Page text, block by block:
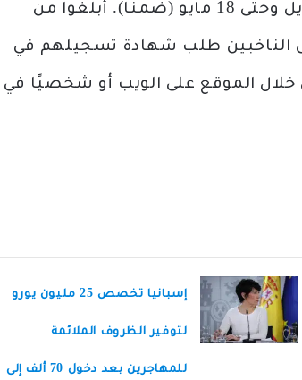
البلدية والإقليمية، تفتح الطلبات في 4 أبريل وحتى 18 مايو (ضمنا). أبلغوا من
الناخبين طلب شهادة تسجيلهم في
من خلال الموقع على الويب أو شخصيًا في
إسبانيا تخصص 25 مليون يورو
لتوفير الظروف الملائمة
للمهاجرين بعد دخول 70 ألف إلى